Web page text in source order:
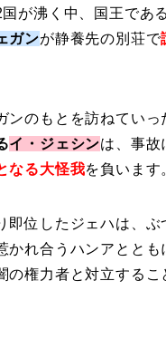
が沸く中、国王であ
ガンが静養先の別荘で
ンのもとを訪ねていっ
イ・ジェシンは、事故
なる大怪我を負います
即位したジェハは、ぶ
かれ合うハンアととも
の権力者と対立するこ